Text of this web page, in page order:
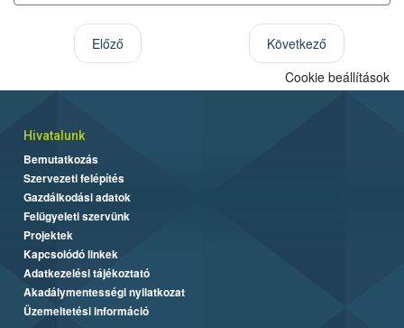
Előző
Következő
Cookie beállítások
Hivatalunk
Bemutatkozás
Szervezeti felépítés
Gazdálkodási adatok
Felügyeleti szervünk
Projektek
Kapcsolódó linkek
Adatkezelési tájékoztató
Akadálymentességi nyilatkozat
Üzemeltetési információ